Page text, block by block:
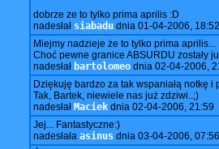
dobrze ze to tylko prima aprilis :D
nadesłał siabadu dnia 01-04-2006, 18:52
Miejmy nadzieje że to tylko prima aprilis...
Choć pewne granice ABSURDU zostały
nadesłał bartolomeo dnia 02-04-2006,
Dziękuję bardzo za tak wspaniałą notkę i
Tak, Bartek, niewiele nas już zdziwi..;)
nadesłał Maciek dnia 02-04-2006, 21:59
Jej... Fantastyczne:)
nadesłała asinus dnia 03-04-2006, 07:56